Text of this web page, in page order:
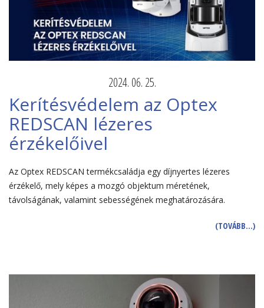
2024. 06. 25.
Kerítésvédelem az Optex
REDSCAN lézeres
érzékelőivel
Az Optex REDSCAN termékcsaládja egy díjnyertes lézeres
érzékelő, mely képes a mozgó objektum méretének,
távolságának, valamint sebességének meghatározására.
(TOVÁBB…)